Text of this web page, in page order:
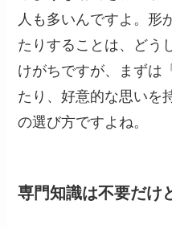
人も多いんですよ。形
たりすることは、どう
けがちですが、まずは
たり、好意的な思いを
の選び方ですよね。
専門知識は不要だけ